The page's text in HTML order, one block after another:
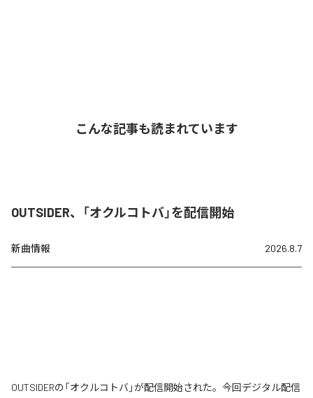
こんな記事も読まれています
OUTSIDER、「オクルコトバ」を配信開始
新曲情報 2026.8.7
OUTSIDERの「オクルコトバ」が配信開始された。今回デジタル配信